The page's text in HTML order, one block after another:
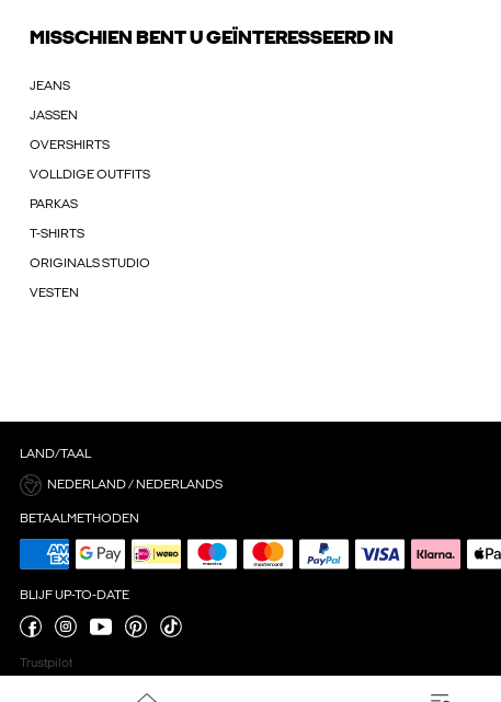
MISSCHIEN BENT U GEÏNTERESSEERD IN
JEANS
JASSEN
OVERSHIRTS
VOLLDIGE OUTFITS
PARKAS
T-SHIRTS
ORIGINALS STUDIO
VESTEN
LAND/TAAL
NEDERLAND / NEDERLANDS
BETAALMETHODEN
BLIJF UP-TO-DATE
Trustpilot